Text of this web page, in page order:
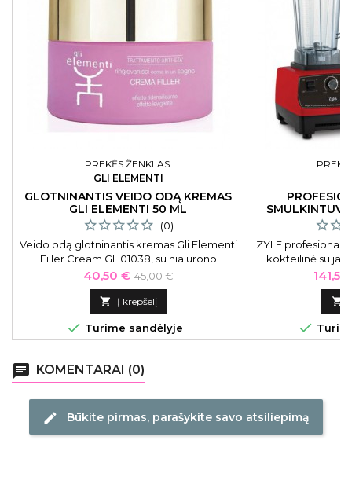
PREKĖS ŽENKLAS:
GLI ELEMENTI
GLOTNINANTIS VEIDO ODĄ KREMAS
GLI ELEMENTI 50 ML
(0)
Veido odą glotninantis kremas Gli Elementi
Filler Cream GLI01038, su hialurono
rūgštimi, 50 ml
Kaina
40,50 € Bazinė
kaina
45,00 €
 Į krepšelį
 Turime sandėlyje
ZYLE
kokteilinė su
Kaina
141,55


chat KOMENTARAI (0)
edit Būkite pirmas, parašykite savo atsiliepimą